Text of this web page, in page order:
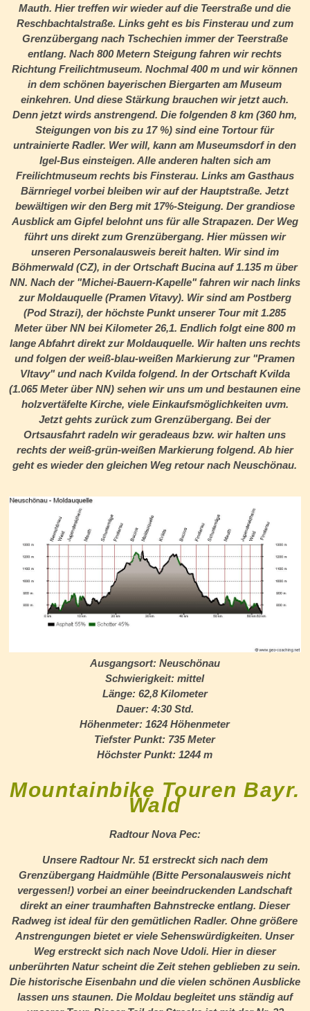
Mauth. Hier treffen wir wieder auf die Teerstraße und die
Reschbachtalstraße. Links geht es bis Finsterau und zum
Grenzübergang nach Tschechien immer der Teerstraße
entlang. Nach 800 Metern Steigung fahren wir rechts
Richtung Freilichtmuseum. Nochmal 400 m und wir können
in dem schönen bayerischen Biergarten am Museum
einkehren. Und diese Stärkung brauchen wir jetzt auch.
Denn jetzt wirds anstrengend. Die folgenden 8 km (360 hm,
Steigungen von bis zu 17 %) sind eine Tortour für
untrainierte Radler. Wer will, kann am Museumsdorf in den
Igel-Bus einsteigen. Alle anderen halten sich am
Freilichtmuseum rechts bis Finsterau. Links am Gasthaus
Bärnriegel vorbei bleiben wir auf der Hauptstraße. Jetzt
bewältigen wir den Berg mit 17%-Steigung. Der grandiose
Ausblick am Gipfel belohnt uns für alle Strapazen. Der Weg
führt uns direkt zum Grenzübergang. Hier müssen wir
unseren Personalausweis bereit halten. Wir sind im
Böhmerwald (CZ), in der Ortschaft Bucina auf 1.135 m über
NN. Nach der "Michei-Bauern-Kapelle" fahren wir nach links
zur Moldauquelle (Pramen Vitavy). Wir sind am Postberg
(Pod Strazi), der höchste Punkt unserer Tour mit 1.285
Meter über NN bei Kilometer 26,1. Endlich folgt eine 800 m
lange Abfahrt direkt zur Moldauquelle. Wir halten uns rechts
und folgen der weiß-blau-weißen Markierung zur "Pramen
Vltavy" und nach Kvilda folgend. In der Ortschaft Kvilda
(1.065 Meter über NN) sehen wir uns um und bestaunen eine
holzvertäfelte Kirche, viele Einkaufsmöglichkeiten uvm.
Jetzt gehts zurück zum Grenzübergang. Bei der
Ortsausfahrt radeln wir geradeaus bzw. wir halten uns
rechts der weiß-grün-weißen Markierung folgend. Ab hier
geht es wieder den gleichen Weg retour nach Neuschönau.
Ausgangsort:Neuschönau
Schwierigkeit: mittel
Länge:62,8 Kilometer
Dauer:4:30 Std.
Höhenmeter: 1624 Höhenmeter
Tiefster Punkt: 735 Meter
Höchster Punkt: 1244 m
Mountainbike Touren Bayr.
Wald
Radtour Nova Pec:
Unsere Radtour Nr. 51 erstreckt sich nach dem
Grenzübergang Haidmühle (Bitte Personalausweis nicht
vergessen!) vorbei an einer beeindruckenden Landschaft
direkt an einer traumhaften Bahnstrecke entlang. Dieser
Radweg ist ideal für den gemütlichen Radler. Ohne größere
Anstrengungen bietet er viele Sehenswürdigkeiten. Unser
Weg erstreckt sich nach Nove Udoli. Hier in dieser
unberührten Natur scheint die Zeit stehen geblieben zu sein.
Die historische Eisenbahn und die vielen schönen Ausblicke
lassen uns staunen. Die Moldau begleitet uns ständig auf